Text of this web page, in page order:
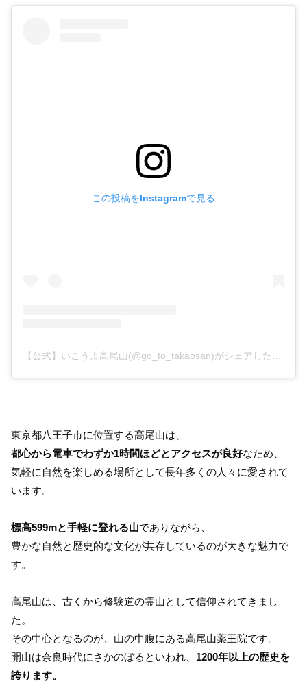
この投稿をInstagramで見る
【公式】いこうよ高尾山(@go_to_takaosan)がシェアした投稿
東京都八王子市に位置する高尾山は、
都心から電車でわずか1時間ほどとアクセスが良好なため、
気軽に自然を楽しめる場所として長年多くの人々に愛されて
います。
標高599mと手軽に登れる山でありながら、
豊かな自然と歴史的な文化が共存しているのが大きな魅力で
す。
高尾山は、古くから修験道の霊山として信仰されてきまし
た。
その中心となるのが、山の中腹にある高尾山薬王院です。
開山は奈良時代にさかのぼるといわれ、 1200年以上の歴史を
誇ります。